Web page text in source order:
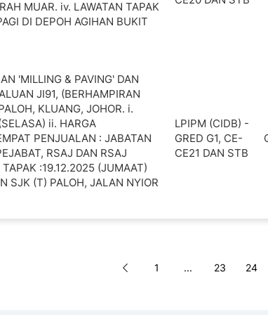
MUAR. iv. LAWATAN TAPAK
DI DEPOH AGIHAN BUKIT
'MILLING & PAVING' DAN
JI91, (BERHAMPIRAN
KLUANG, JOHOR. i.
ii. HARGA
PENJUALAN : JABATAN
RSAJ DAN RSAJ
:19.12.2025 (JUMAAT)
SJK (T) PALOH, JALAN NYIOR
LPIPM (CIDB) -
GRED G1, CE-
CE21 DAN STB
Page
Page
PreviousPage
1 ... Page
23 Page
24